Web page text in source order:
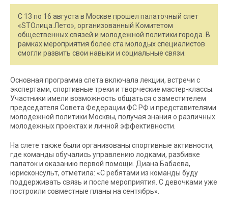
С 13 по 16 августа в Москве прошел палаточный слет
«STOлица.Лето», организованный Комитетом
общественных связей и молодежной политики города. В
рамках мероприятия более ста молодых специалистов
смогли развить свои навыки и социальные связи.
Основная программа слета включала лекции, встречи с
экспертами, спортивные треки и творческие мастер-классы.
Участники имели возможность общаться с заместителем
председателя Совета Федерации ФС РФ и представителями
молодежной политики Москвы, получая знания о различных
молодежных проектах и личной эффективности.
На слете также были организованы спортивные активности,
где команды обучались управлению лодками, разбивке
палаток и оказанию первой помощи. Диана Бабаева,
юрисконсульт, отметила: «С ребятами из команды буду
поддерживать связь и после мероприятия. С девочками уже
построили совместные планы на сентябрь».